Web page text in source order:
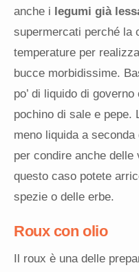
anche i legumi già
supermercati perché la
temperature per
bucce morbidissime.
po’ di liquido di
pochino di sale e pepe.
meno liquida a
per condire anche delle
questo caso potete
spezie o delle erbe.
Roux con olio
Il roux è una delle